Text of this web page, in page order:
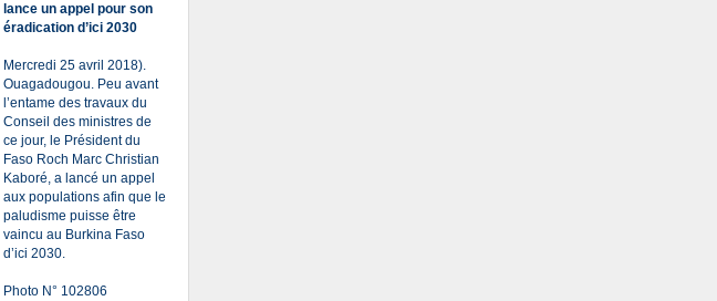
lance un appel pour son
éradication d’ici 2030
Mercredi 25 avril 2018).
Ouagadougou. Peu avant
l’entame des travaux du
Conseil des ministres de
ce jour, le Président du
Faso Roch Marc Christian
Kaboré, a lancé un appel
aux populations afin que le
paludisme puisse être
vaincu au Burkina Faso
d’ici 2030.
Photo N° 102806